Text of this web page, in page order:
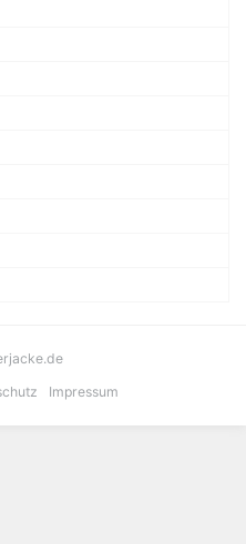
Impressum